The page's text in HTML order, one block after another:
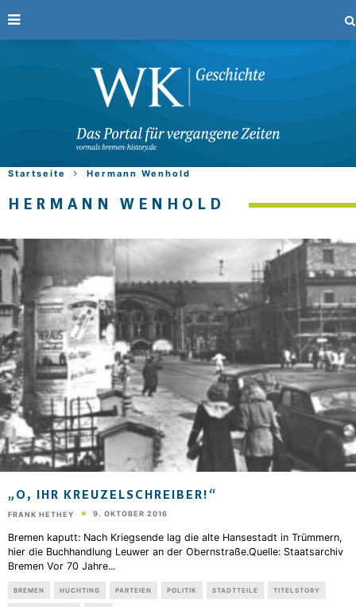
Startseite Hermann Wenhold
HERMANN WENHOLD
„O, IHR KREUZELSCHREIBER!“
FRANK HETHEY 9. OKTOBER 2016
Bremen kaputt: Nach Kriegsende lag die alte Hansestadt in Trümmern,
hier die Buchhandlung Leuwer an der Obernstraße.Quelle: Staatsarchiv
Bremen Vor 70 Jahre...
BREMEN HUCHTING PARTEIEN POLITIK STADTTEILE TITELSTORY